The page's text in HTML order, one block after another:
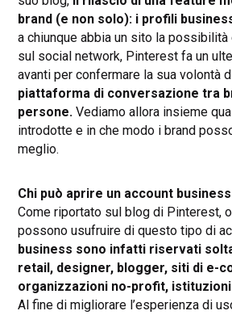
brand (e non solo): i profili
a chiunque abbia un sito la
sul social network, Pinterest fa un
avanti per confermare la sua volontà
piattaforma di conversazione tra
persone.Vediamo allora insieme
introdotte e in che modo i brand
meglio.
Chi può aprire un account business
Come riportato sul blog di Pinterest,
possono usufruire di questo tipo di
business sono infatti riservati
retail, designer, blogger, siti di e-
organizzazioni no-profit,
Al fine di migliorare l’esperienza di